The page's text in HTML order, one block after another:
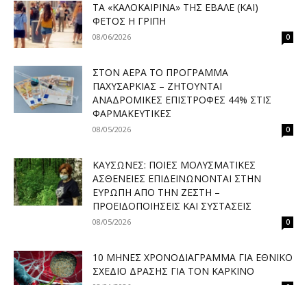
ΤΑ «ΚΑΛΟΚΑΙΡΙΝΆ» ΤΗΣ ΈΒΑΛΕ (ΚΑΙ)
ΦΈΤΟΣ Η ΓΡΊΠΗ
08/06/2026 0
ΣΤΟΝ ΑΈΡΑ ΤΟ ΠΡΌΓΡΑΜΜΑ
ΠΑΧΥΣΑΡΚΊΑΣ – ΖΗΤΟΎΝΤΑΙ
ΑΝΑΔΡΟΜΙΚΈΣ ΕΠΙΣΤΡΟΦΈΣ 44% ΣΤΙΣ
ΦΑΡΜΑΚΕΥΤΙΚΈΣ
08/05/2026 0
ΚΑΎΣΩΝΕΣ: ΠΟΙΕΣ ΜΟΛΥΣΜΑΤΙΚΈΣ
ΑΣΘΈΝΕΙΕΣ ΕΠΙΔΕΙΝΏΝΟΝΤΑΙ ΣΤΗΝ
ΕΥΡΏΠΗ ΑΠΌ ΤΗΝ ΖΈΣΤΗ –
ΠΡΟΕΙΔΟΠΟΙΉΣΕΙΣ ΚΑΙ ΣΥΣΤΆΣΕΙΣ
08/05/2026 0
10 ΜΉΝΕΣ ΧΡΟΝΟΔΙΆΓΡΑΜΜΑ ΓΙΑ ΕΘΝΙΚΌ
ΣΧΈΔΙΟ ΔΡΆΣΗΣ ΓΙΑ ΤΟΝ ΚΑΡΚΊΝΟ